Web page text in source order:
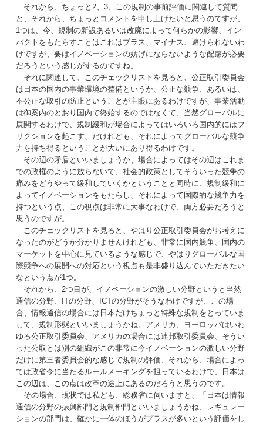
それから、ちょっと2、3、この規制の事前評価に関連して質問
と、それから、ちょっとコメントを申し上げたいと思うのですが、
1つは、今、規制の新設あるいは改廃によって何らかの影響、イン
パクトをもたらすことはこれはプラス、マイナス、避けられないわ
けですが、要はイノベーションの妨げにならないような配慮が必要
だろうという感じがするのですね。
それに関連して、このチェックリストを見ると、公正取引委員会
は日本の国内の事業環境の整備というか、公正な競争、あるいは、
不公正な取引の防止ということが主眼にあるわけですが、事業活動
は御案内のとおり国内で終始するのではなくて、当然グローバルに
展開するわけで、規制緩和が場合によってはいろいろ国内的にはフ
リクションを起こす、だけれども、それによってグローバルな競争
力を持ち得るということが大いにあり得るわけです。
その辺の矛盾といいましょうか、場合によってはその辺はこれま
での政権のように放らないで、社会的政策としてそういった競争の
痛みをどうやって緩和していくかということと同時に、規制緩和に
よってイノベーションをもたらし、それによって国際的な競争力を
持つという点、この視点は非常に大事なわけで、両方必要だろうと
思うのですが。
このチェックリストを見ると、やはり公正取引委員会がお考えに
なったのがどうか分かりませんけれども、非常に国内競争、国内の
マーケットを中心に見ているような感じで、やはりグローバルな国
際競争への展開への対応という視点も是非盛り込んでいただきたい
なという点が1つ。
それから、2つ目が、イノベーションの激しい分野というと当然
通信の分野、ITの分野、ICTの分野がそうなわけですが、この場
合、情報通信の場合には日本だけちょっと特殊な規制をとっていま
して、規制形態といいましょうかね。アメリカ、ヨーロッパはいわ
ゆる公正取引委員会、アメリカの場合には連邦取引委員会、そうい
った公取とは別の組織がこの非常に今イノベーションの激しい分野
だけに第三者委員会的な感じで規制の評価、それから、場合によっ
ては政省令に当たるルールメーキングを担っているわけで、日本は
この辺は、この点は改革の途上にあるのだろうと思うのです。
その場合、現状では私ども、総務省に伺いますと、「日本は情報
通信の分野の振興部門と規制部門といいましょうかね、レギュレー
ションの部門は、確かに一体のほうがプラスが多いという評価をし